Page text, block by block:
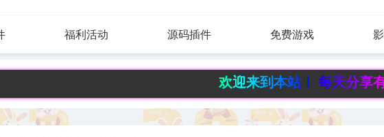
福利活动 源码插件 免费游戏
欢迎来到本站！ 每天分享有趣实